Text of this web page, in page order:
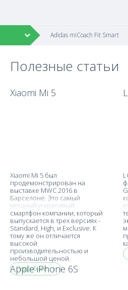
Adidas miCoach Fit Smart
Полезные статьи
Xiaomi Mi 5
Xiaomi Mi 5 был
продемонстрирован на
выставке MWC 2016 в
Барселоне. Это самый
мощный и красивый
смартфон компании, который
выпускается в трех версиях -
Standard, High, и Exclusive. К
тому же он отличается
высокой
производительностью и
небольшой ценой.
Подробнее
Apple iPhone 6S